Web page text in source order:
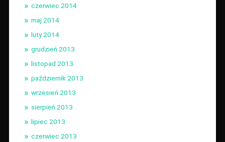
czerwiec 2014
maj 2014
luty 2014
grudzień 2013
listopad 2013
październik 2013
wrzesień 2013
sierpień 2013
lipiec 2013
czerwiec 2013